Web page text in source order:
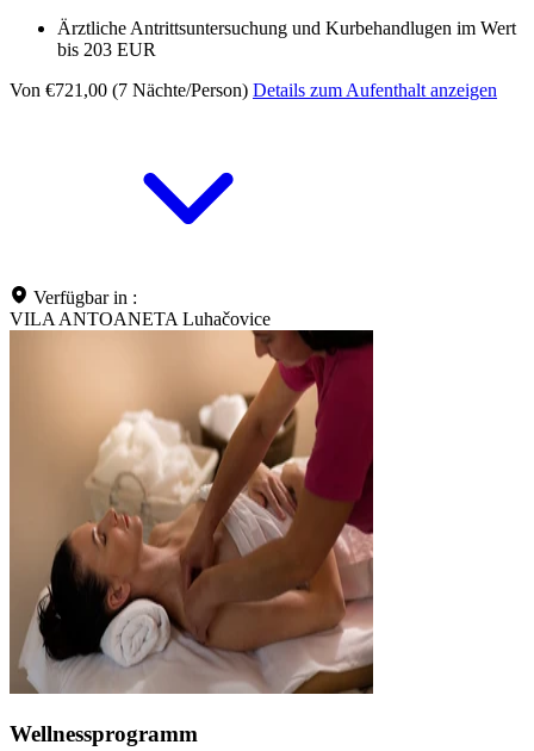
Ärztliche Antrittsuntersuchung und Kurbehandlugen im Wert
bis 203 EUR
Von €721,00 (7 Nächte/Person) Details zum Aufenthalt anzeigen
Verfügbar in :
VILA ANTOANETA Luhačovice
Wellnessprogramm